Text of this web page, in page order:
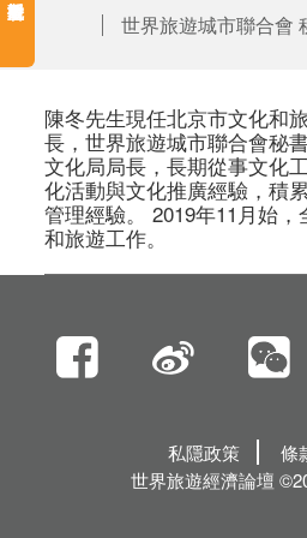
世界旅遊城市聯合會
陳冬先生現任北京市文化和
長，世界旅遊城市聯合會秘
文化局局長，長期從事文化
化活動與文化推廣經驗，積
管理經驗。 2019年11月始
和旅遊工作。
私隱政策
條
世界旅遊經濟論壇